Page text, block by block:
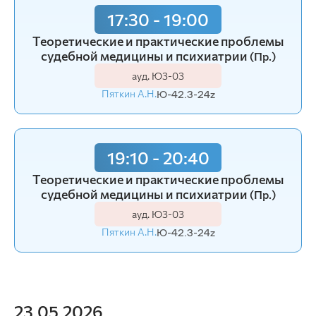
17:30 - 19:00
Теоретические и практические проблемы
судебной медицины и психиатрии (Пр.)
ауд. Ю3-03
Пяткин А.Н.Ю-42.3-24z
19:10 - 20:40
Теоретические и практические проблемы
судебной медицины и психиатрии (Пр.)
ауд. Ю3-03
Пяткин А.Н.Ю-42.3-24z
23.05.2026